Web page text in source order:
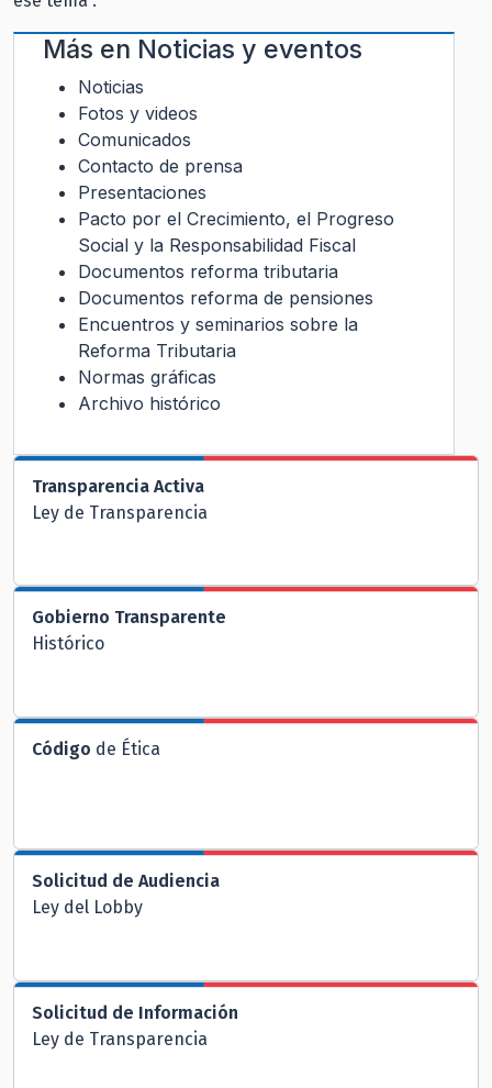
Más en Noticias y eventos
Noticias
Fotos y videos
Comunicados
Contacto de prensa
Presentaciones
Pacto por el Crecimiento, el Progreso
Social y la Responsabilidad Fiscal
Documentos reforma tributaria
Documentos reforma de pensiones
Encuentros y seminarios sobre la
Reforma Tributaria
Normas gráficas
Archivo histórico
Transparencia Activa
Ley de Transparencia
Gobierno Transparente
Histórico
Código de Ética
Solicitud de Audiencia
Ley del Lobby
Solicitud de Información
Ley de Transparencia